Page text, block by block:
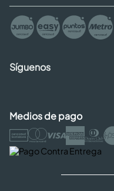
Síguenos
Medios de pago